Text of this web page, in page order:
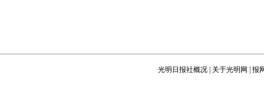
光明日报社概况 关于光明网 报